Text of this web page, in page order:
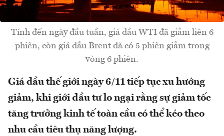
Tính đến ngày đầu tuần, giá dầu WTI đã giảm liên 6
phiên, còn giá dầu Brent đã có 5 phiên giảm trong
vòng 6 phiên.
Giá dầu thế giới ngày 6/11 tiếp tục xu hướng
giảm, khi giới đầu tư lo ngại rằng sự giảm tốc
tăng trưởng kinh tế toàn cầu có thể kéo theo
nhu cầu tiêu thụ năng lượng.